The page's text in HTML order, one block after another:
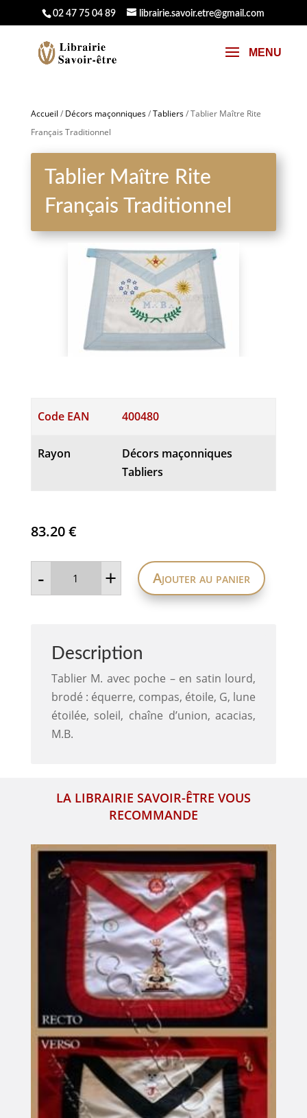
02 47 75 04 89 librairie.savoir.etre@gmail.com
Accueil / Décors maçonniques/Tabliers/ Tablier Maître Rite
Français Traditionnel
Tablier Maître Rite
Français Traditionnel
Code EAN 400480
Rayon
Décors maçonniques
Tabliers
83.20€
- quantité
Maître
+ Ajouter au panier
Description
Tablier M. avec poche – en satin lourd,
brodé : équerre, compas, étoile, G, lune
étoilée, soleil, chaîne d’union, acacias,
M.B.
LA LIBRAIRIE SAVOIR-ÊTRE VOUS
RECOMMANDE